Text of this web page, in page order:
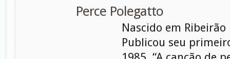
Perce Polegatto
Nascido em Ribeirão
Publicou seu